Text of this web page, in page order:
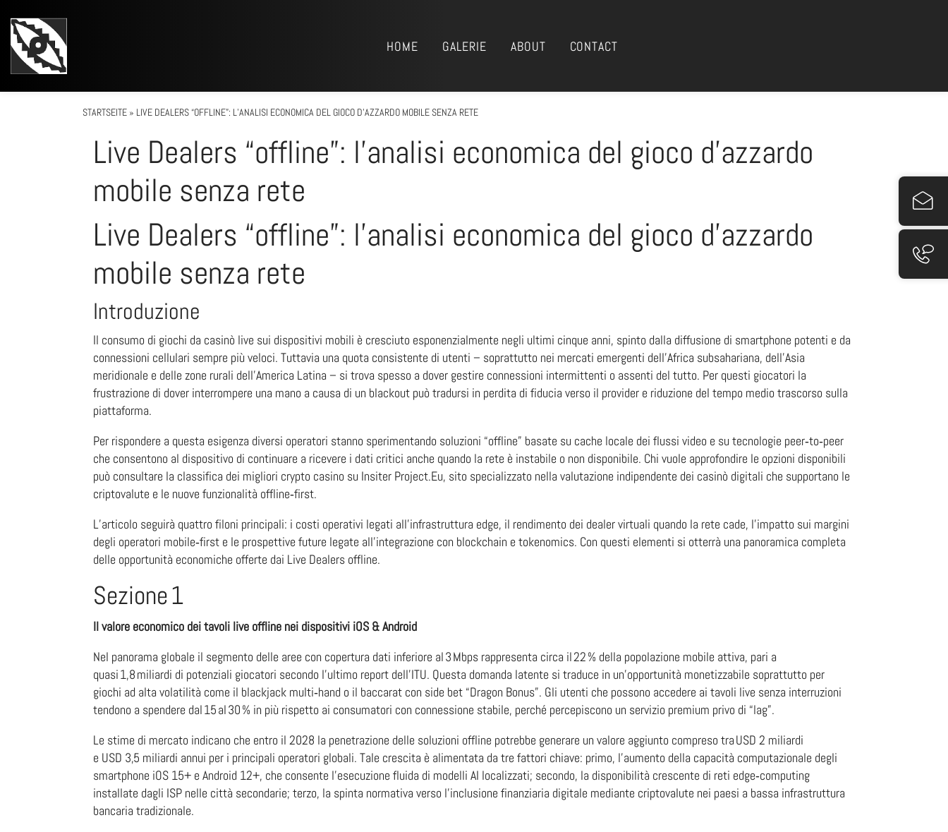
HOME GALERIE ABOUT CONTACT
STARTSEITE » LIVE DEALERS “OFFLINE”: L’ANALISI ECONOMICA DEL GIOCO D’AZZARDO MOBILE SENZA RETE
Live Dealers “offline”: l’analisi economica del gioco d’azzardo
mobile senza rete
Live Dealers “offline”: l’analisi economica del gioco d’azzardo
mobile senza rete
Introduzione
Il consumo di giochi da casinò live sui dispositivi mobili è cresciuto esponenzialmente negli ultimi cinque anni, spinto dalla diffusione di smartphone potenti e da
connessioni cellulari sempre più veloci. Tuttavia una quota consistente di utenti – soprattutto nei mercati emergenti dell’Africa subsahariana, dell’Asia
meridionale e delle zone rurali dell’America Latina – si trova spesso a dover gestire connessioni intermittenti o assenti del tutto. Per questi giocatori la
frustrazione di dover interrompere una mano a causa di un blackout può tradursi in perdita di fiducia verso il provider e riduzione del tempo medio trascorso sulla
piattaforma.
Per rispondere a questa esigenza diversi operatori stanno sperimentando soluzioni “offline” basate su cache locale dei flussi video e su tecnologie peer‑to‑peer
che consentono al dispositivo di continuare a ricevere i dati critici anche quando la rete è instabile o non disponibile. Chi vuole approfondire le opzioni disponibili
può consultare la classifica dei migliori crypto casino su Insiter Project.Eu, sito specializzato nella valutazione indipendente dei casinò digitali che supportano le
criptovalute e le nuove funzionalità offline‑first.
L’articolo seguirà quattro filoni principali: i costi operativi legati all’infrastruttura edge, il rendimento dei dealer virtuali quando la rete cade, l’impatto sui margini
degli operatori mobile‑first e le prospettive future legate all’integrazione con blockchain e tokenomics. Con questi elementi si otterrà una panoramica completa
delle opportunità economiche offerte dai Live Dealers offline.
Sezione 1
Il valore economico dei tavoli live offline nei dispositivi iOS & Android
Nel panorama globale il segmento delle aree con copertura dati inferiore al 3 Mbps rappresenta circa il 22 % della popolazione mobile attiva, pari a
quasi 1,8 miliardi di potenziali giocatori secondo l’ultimo report dell’ITU. Questa domanda latente si traduce in un’opportunità monetizzabile soprattutto per
giochi ad alta volatilità come il blackjack multi‑hand o il baccarat con side bet “Dragon Bonus”. Gli utenti che possono accedere ai tavoli live senza interruzioni
tendono a spendere dal 15 al 30 % in più rispetto ai consumatori con connessione stabile, perché percepiscono un servizio premium privo di “lag”.
Le stime di mercato indicano che entro il 2028 la penetrazione delle soluzioni offline potrebbe generare un valore aggiunto compreso tra USD 2 miliardi
e USD 3,5 miliardi annui per i principali operatori globali. Tale crescita è alimentata da tre fattori chiave: primo, l’aumento della capacità computazionale degli
smartphone iOS 15+ e Android 12+, che consente l’esecuzione fluida di modelli AI localizzati; secondo, la disponibilità crescente di reti edge‑computing
installate dagli ISP nelle città secondarie; terzo, la spinta normativa verso l’inclusione finanziaria digitale mediante criptovalute nei paesi a bassa infrastruttura
bancaria tradizionale.